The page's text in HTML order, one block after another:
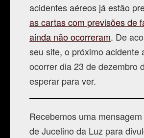
acidentes aéreos já estão
as cartas com previsões de
ainda não ocorreram. De
seu site, o próximo acidente
ocorrer dia 23 de dezembro
esperar para ver.
Recebemos uma
de Jucelino da Luz para